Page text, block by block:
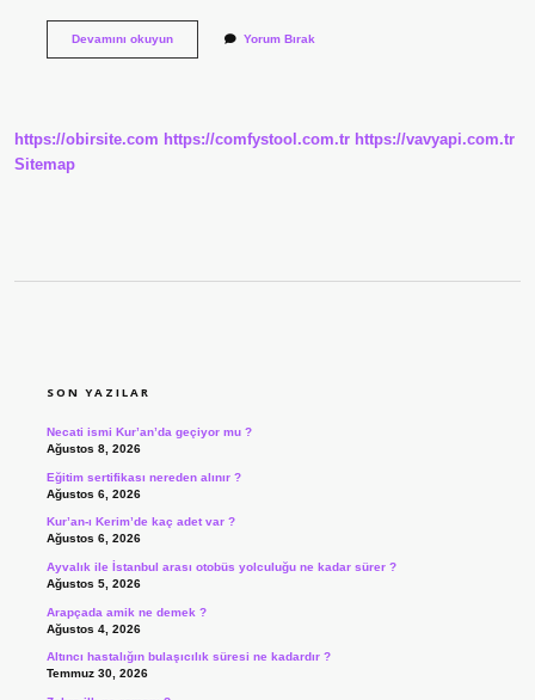
Devamını okuyun10
Yorum Bırak
https://obirsite.com https://comfystool.com.tr https://vavyapi.com.tr
Sitemap
SON YAZILAR
Necati ismi Kur’an’da geçiyor mu ?
Ağustos 8, 2026
Eğitim sertifikası nereden alınır ?
Ağustos 6, 2026
Kur’an-ı Kerim’de kaç adet var ?
Ağustos 6, 2026
Ayvalık ile İstanbul arası otobüs yolculuğu ne kadar sürer ?
Ağustos 5, 2026
Arapçada amik ne demek ?
Ağustos 4, 2026
Altıncı hastalığın bulaşıcılık süresi ne kadardır ?
Temmuz 30, 2026